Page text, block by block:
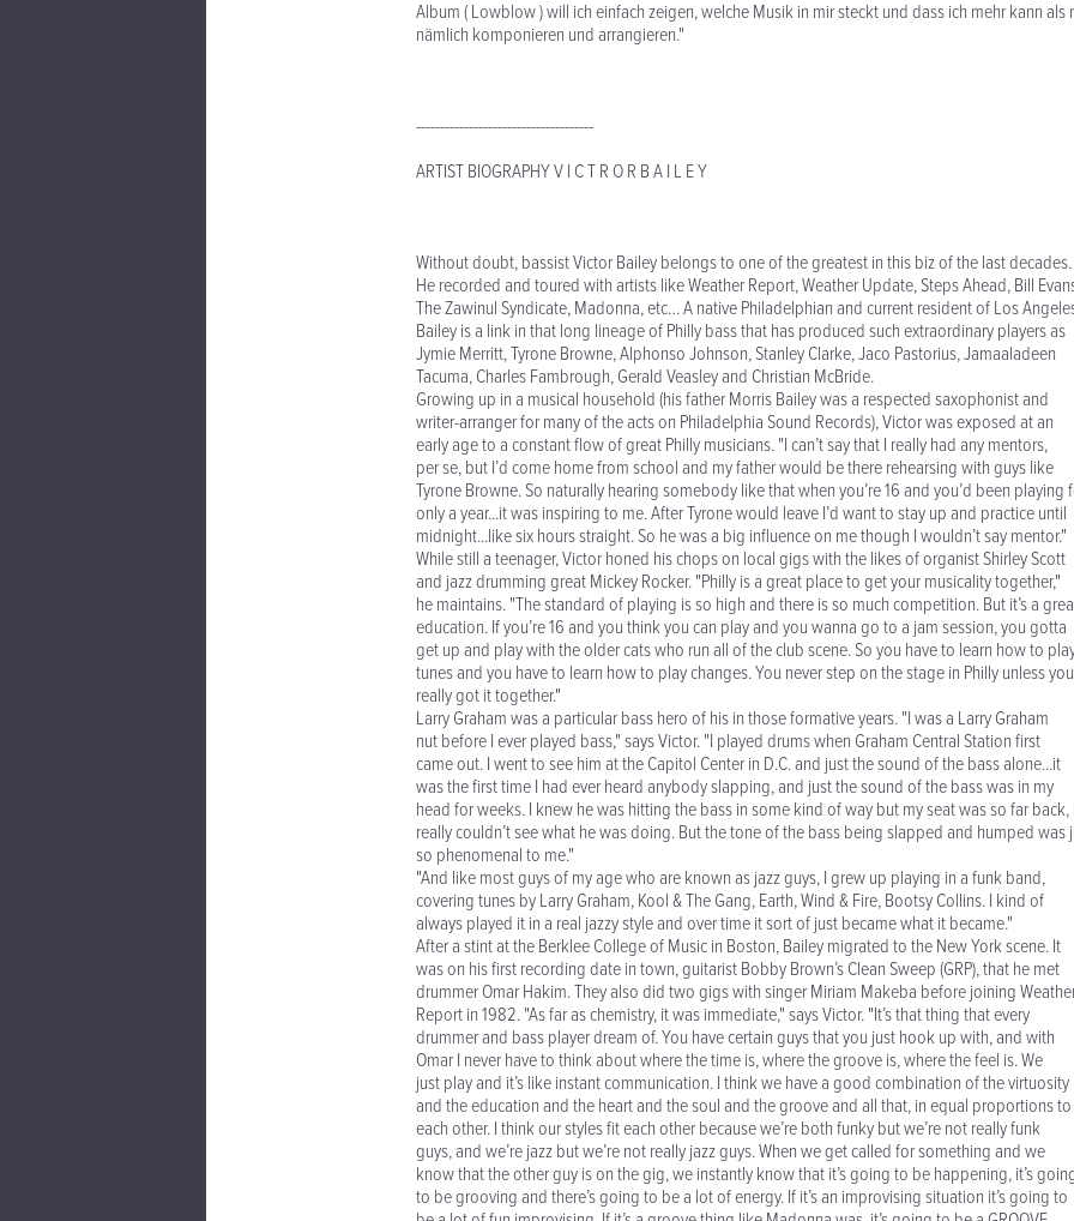
Album ( Lowblow ) will ich einfach zeigen, welche Musik in mir steckt und dass ich mehr kann als
nämlich komponieren und arrangieren."
-------------------------------------
ARTIST BIOGRAPHY V I C T R O R B A I L E Y
Without doubt, bassist Victor Bailey belongs to one of the greatest in this biz of the last decades.
He recorded and toured with artists like Weather Report, Weather Update, Steps Ahead, Bill
The Zawinul Syndicate, Madonna, etc… A native Philadelphian and current resident of Los
Bailey is a link in that long lineage of Philly bass that has produced such extraordinary players as
Jymie Merritt, Tyrone Browne, Alphonso Johnson, Stanley Clarke, Jaco Pastorius, Jamaaladeen
Tacuma, Charles Fambrough, Gerald Veasley and Christian McBride.
Growing up in a musical household (his father Morris Bailey was a respected saxophonist and
writer-arranger for many of the acts on Philadelphia Sound Records), Victor was exposed at an
early age to a constant flow of great Philly musicians. "I can’t say that I really had any mentors,
per se, but I’d come home from school and my father would be there rehearsing with guys like
Tyrone Browne. So naturally hearing somebody like that when you’re 16 and you’d been playing
only a year...it was inspiring to me. After Tyrone would leave I’d want to stay up and practice until
midnight...like six hours straight. So he was a big influence on me though I wouldn’t say mentor."
While still a teenager, Victor honed his chops on local gigs with the likes of organist Shirley Scott
and jazz drumming great Mickey Rocker. "Philly is a great place to get your musicality together,"
he maintains. "The standard of playing is so high and there is so much competition. But it’s a
education. If you’re 16 and you think you can play and you wanna go to a jam session, you gotta
get up and play with the older cats who run all of the club scene. So you have to learn how to
tunes and you have to learn how to play changes. You never step on the stage in Philly unless you
really got it together."
Larry Graham was a particular bass hero of his in those formative years. "I was a Larry Graham
nut before I ever played bass," says Victor. "I played drums when Graham Central Station first
came out. I went to see him at the Capitol Center in D.C. and just the sound of the bass alone...it
was the first time I had ever heard anybody slapping, and just the sound of the bass was in my
head for weeks. I knew he was hitting the bass in some kind of way but my seat was so far back, I
really couldn’t see what he was doing. But the tone of the bass being slapped and humped was
so phenomenal to me."
"And like most guys of my age who are known as jazz guys, I grew up playing in a funk band,
covering tunes by Larry Graham, Kool & The Gang, Earth, Wind & Fire, Bootsy Collins. I kind of
always played it in a real jazzy style and over time it sort of just became what it became."
After a stint at the Berklee College of Music in Boston, Bailey migrated to the New York scene. It
was on his first recording date in town, guitarist Bobby Brown’s Clean Sweep (GRP), that he met
drummer Omar Hakim. They also did two gigs with singer Miriam Makeba before joining
Report in 1982. "As far as chemistry, it was immediate," says Victor. "It’s that thing that every
drummer and bass player dream of. You have certain guys that you just hook up with, and with
Omar I never have to think about where the time is, where the groove is, where the feel is. We
just play and it’s like instant communication. I think we have a good combination of the virtuosity
and the education and the heart and the soul and the groove and all that, in equal proportions to
each other. I think our styles fit each other because we’re both funky but we’re not really funk
guys, and we’re jazz but we’re not really jazz guys. When we get called for something and we
know that the other guy is on the gig, we instantly know that it’s going to be happening, it’s
to be grooving and there’s going to be a lot of energy. If it’s an improvising situation it’s going to